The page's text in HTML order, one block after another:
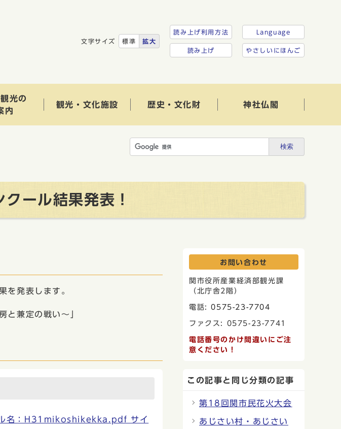
文字サイズ 標準 拡大
読み上げ利用方法
読み上げ
Language
やさしいにほんご
光の
内
観光・文化施設 歴史・文化財 神社仏閣
検索
ール結果発表！
を発表します。
兼定の戦い～」
ル名：H31mikoshikekka.pdf サイ
お問い合わせ
関市役所産業経済部観光課
（北庁舎2階）
電話:0575-23-7704
ファクス: 0575-23-7741
電話番号のかけ間違いにご注
意ください！
この記事と同じ分類の記事
第18回関市民花火大会
あじさい村・あじさい